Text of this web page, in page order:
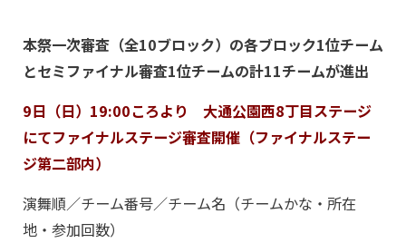
本祭一次審査（全10ブロック）の各ブロック1位チーム
とセミファイナル審査1位チームの計11チームが進出
9日（日）19:00ころより 大通公園西8丁目ステージ
にてファイナルステージ審査開催（ファイナルステー
ジ第二部内）
演舞順／チーム番号／チーム名（チームかな・所在
地・参加回数）